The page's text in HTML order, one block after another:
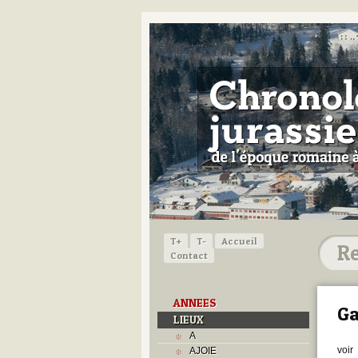
T+ T-
Accueil
Contact
ANNEES
LIEUX
A
AJOIE
voir